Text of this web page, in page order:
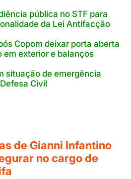
pública no STF para
da Lei Antifacção
Copom deixar porta aberta
em exterior e balanços
situação de emergência
Civil
de Gianni Infantino
no cargo de